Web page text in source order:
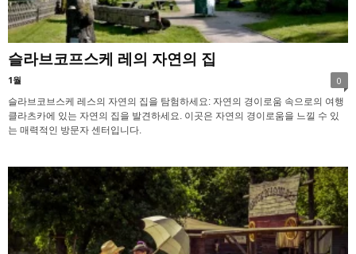
슬라브코프스케 레의 자연의 집
1월 0
슬라브코브스케 레스의 자연의 집을 탐험하세요: 자연의 경이로움 속으로의 여행
클라츠카에 있는 자연의 집을 발견하세요. 이곳은 자연의 경이로움을 느낄 수 있
는 매력적인 방문자 센터입니다.